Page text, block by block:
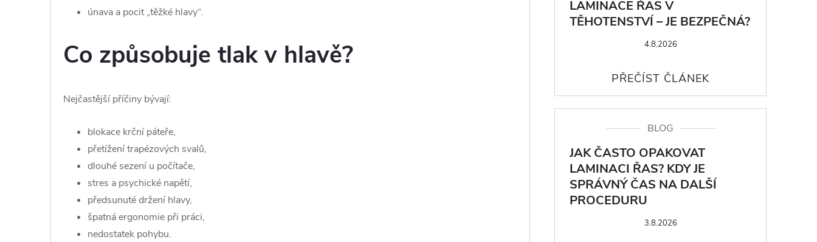
únava a pocit „těžké hlavy“.
Co způsobuje tlak v hlavě?
Nejčastější příčiny bývají:
blokace krční páteře,
přetížení trapézových svalů,
dlouhé sezení u počítače,
stres a psychické napětí,
předsunuté držení hlavy,
špatná ergonomie při práci,
nedostatek pohybu.
LAMINACE ŘAS V
TĚHOTENSTVÍ – JE BEZPEČNÁ?
4.8.2026
BLOG
JAK ČASTO OPAKOVAT
LAMINACI ŘAS? KDY JE
SPRÁVNÝ ČAS NA DALŠÍ
PROCEDURU
3.8.2026